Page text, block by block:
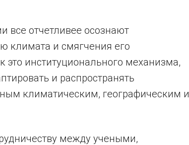
все отчетливее осознают
климата и смягчения его
это институционального механизма,
и распространять
климатическим, географическим и
между учеными,